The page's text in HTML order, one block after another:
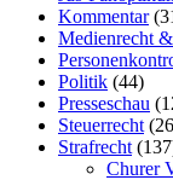
Kommentar
Medienrecht
Politik (44)
Presseschau
Steuerrecht
Strafrecht
Churer